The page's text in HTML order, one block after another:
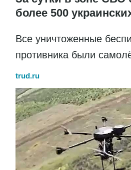
более 500
Все уничтоженные
противника были
trud.ru